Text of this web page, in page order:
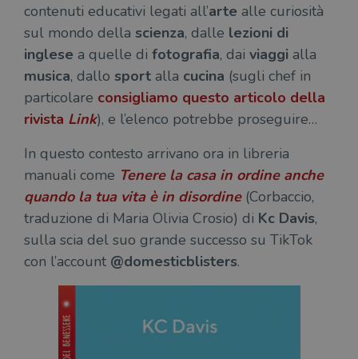
contenuti educativi legati all’arte alle curiosità
sul mondo della scienza, dalle lezioni di
inglese a quelle di fotografia, dai viaggi alla
musica, dallo sport alla cucina (sugli chef in
particolare consigliamo questo articolo della
rivista Link), e l’elenco potrebbe proseguire…
In questo contesto arrivano ora in libreria
manuali come Tenere la casa in ordine anche
quando la tua vita è in disordine(Corbaccio,
traduzione di Maria Olivia Crosio) di Kc Davis,
sulla scia del suo grande successo su TikTok
con l’account @domesticblisters.